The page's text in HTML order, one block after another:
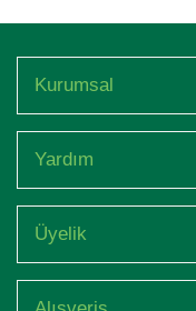
Kurumsal
Yardım
Üyelik